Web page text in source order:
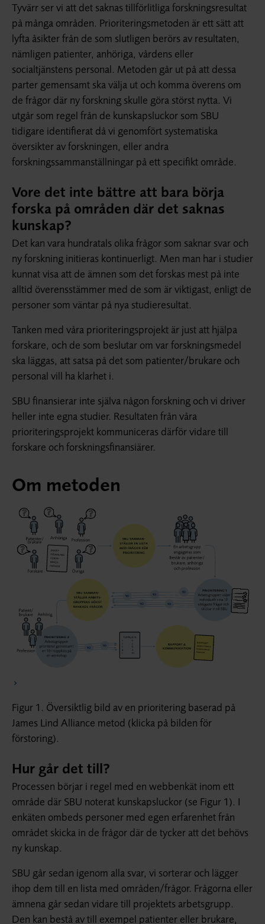
Tyvärr ser vi att det saknas tillförlitliga forskningsresultat
på många områden. Prioriteringsmetoden är ett sätt att
lyfta åsikter från de som slutligen berörs av resultaten,
nämligen patienter, anhöriga, vårdens eller
socialtjänstens personal. Metoden går ut på att dessa
parter gemensamt ska välja ut och komma överens om
de frågor där ny forskning skulle göra störst nytta. Vi
utgår som regel från de kunskapsluckor som SBU
tidigare identifierat då vi genomfört systematiska
översikter av forskningen, eller andra
forskningssammanställningar på ett specifikt område.
Vore det inte bättre att bara börja
forska på områden där det saknas
kunskap?
Det kan vara hundratals olika frågor som saknar svar och
ny forskning initieras kontinuerligt. Men man har i studier
kunnat visa att de ämnen som det forskas mest på inte
alltid överensstämmer med de som är viktigast, enligt de
personer som väntar på nya studieresultat.
Tanken med våra prioriteringsprojekt är just att hjälpa
forskare, och de som beslutar om var forskningsmedel
ska läggas, att satsa på det som patienter/brukare och
personal vill ha klarhet i.
SBU finansierar inte själva någon forskning och vi driver
heller inte egna studier. Resultaten från våra
prioriteringsprojekt kommuniceras därför vidare till
forskare och forskningsfinansiärer.
Om metoden
Figur 1. Översiktlig bild av en prioritering baserad på
James Lind Alliance metod (klicka på bilden för
förstoring).
Hur går det till?
Processen börjar i regel med en webbenkät inom ett
område där SBU noterat kunskapsluckor (se Figur 1). I
enkäten ombeds personer med egen erfarenhet från
området skicka in de frågor där de tycker att det behövs
ny kunskap.
SBU går sedan igenom alla svar, vi sorterar och lägger
ihop dem till en lista med områden/frågor. Frågorna eller
ämnena går sedan vidare till projektets arbetsgrupp.
Den kan bestå av till exempel patienter eller brukare,